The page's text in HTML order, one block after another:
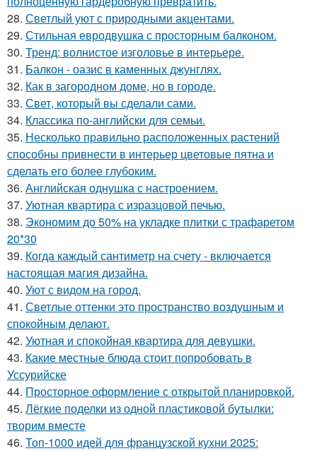
28. Светлый уют с природными акцентами.
29. Стильная евродвушка с просторным балконом.
30. Тренд: волнистое изголовье в интерьере.
31. Балкон - оазис в каменных джунглях.
32. Как в загородном доме, но в городе.
33. Свет, который вы сделали сами.
34. Классика по-английски для семьи.
35. Несколько правильно расположенных растений
способны привнести в интерьер цветовые пятна и
сделать его более глубоким.
36. Английская однушка с настроением.
37. Уютная квартира с изразцовой печью.
38. Экономим до 50% на укладке плитки с трафаретом
20*30
39. Когда каждый сантиметр на счету - включается
настоящая магия дизайна.
40. Уют с видом на город.
41. Светлые оттенки это пространство воздушным и
спокойным делают.
42. Уютная и спокойная квартира для девушки.
43. Какие местные блюда стоит попробовать в
Уссурийске
44. Просторное оформление с открытой планировкой.
45. Лёгкие поделки из одной пластиковой бутылки:
творим вместе
46. Топ-1000 идей для французской кухни 2025: